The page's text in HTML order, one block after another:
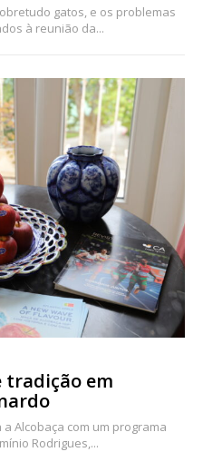
gatos, e os problemas
à reunião da...
tradição em
Alcobaça com um programa
Rodrigues,...